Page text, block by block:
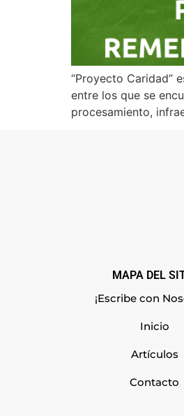
“Proyecto Caridad”
entre los que se
procesamiento,
MAPA DEL
¡Escribe con
Inicio
Artículos
Contacto